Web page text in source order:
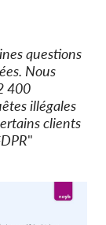
questions
Nous
400
illégales
clients
"